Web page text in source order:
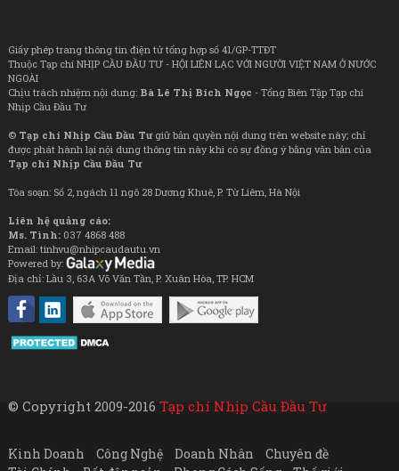
Giấy phép trang thông tin điện tử tổng hợp số 41/GP-TTĐT
Thuộc Tạp chí NHỊP CẦU ĐẦU TƯ - HỘI LIÊN LẠC VỚI NGƯỜI VIỆT NAM Ở NƯỚC
NGOÀI
Chịu trách nhiệm nội dung: Bà Lê Thị Bích Ngọc - Tổng Biên Tập Tạp chí
Nhịp Cầu Đầu Tư
© Tạp chí Nhịp Cầu Đầu Tưgiữ bản quyền nội dung trên website này; chỉ
được phát hành lại nội dung thông tin này khi có sự đồng ý bằng văn bản của
Tạp chí Nhịp Cầu Đầu Tư
Tòa soạn: Số 2, ngách 11 ngõ 28 Dương Khuê, P. Từ Liêm, Hà Nội
Liên hệ quảng cáo:
Ms. Tình: 037 4868 488
Email: tinhvu@nhipcaudautu.vn
Powered by:
Địa chỉ: Lầu 3, 63A Võ Văn Tần, P. Xuân Hòa, TP. HCM
© Copyright 2009-2016 Tạp chí Nhịp Cầu Đầu Tư
Kinh Doanh Công Nghệ Doanh Nhân
Chuyên đề